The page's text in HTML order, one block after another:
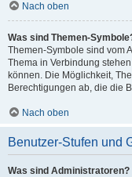
Nach oben
Was sind Themen-
Themen-Symbole sind vom
Thema in Verbindung
können. Die Möglichkeit,
Berechtigungen ab, die die
Nach oben
Benutzer-Stufen und
Was sind Administratoren?